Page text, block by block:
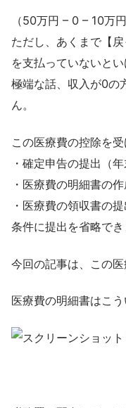
（50万円 – 0 – 10万
ただし、あくまで【
を支払っていないとい
極端な話、収入が0の
ん。
この医療費の控除を
・確定申告の提出（
・医療費の明細書の
・医療費の領収書の
条件に提出を省略でき
今回の記事は、この
医療費の明細書はこう